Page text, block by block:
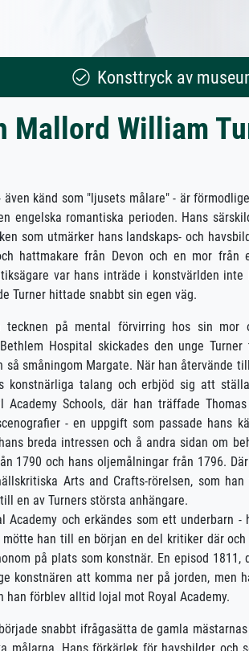
Konsttryck av
Mallord William
även känd som "ljusets målare" - är
engelska romantiska perioden. Hans
som utmärker hans landskaps- och
hattmakare från Devon och en mor från
var hans inträde i konstvärlden
Turner hittade snabbt sin egen väg.
tecknen på mental förvirring hos sin mor
Hospital skickades den unge
så småningom Margate. När han återvände
konstnärliga talang och erbjöd sig att
Schools, där han träffade
- en uppgift som passade hans
breda intressen och å andra sidan om
1790 och hans oljemålningar från 1796.
Arts and Crafts-rörelsen, som
en av Turners största anhängare.
och erkändes som ett underbarn -
han till en början en del kritiker där
på plats som konstnär. En episod 1811,
konstnären att komma ner på jorden, men
förblev alltid lojal mot Royal Academy.
snabbt ifrågasätta de gamla